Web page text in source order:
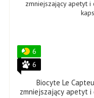
6
6
Biocyte Le
zmniejszający apetyt i